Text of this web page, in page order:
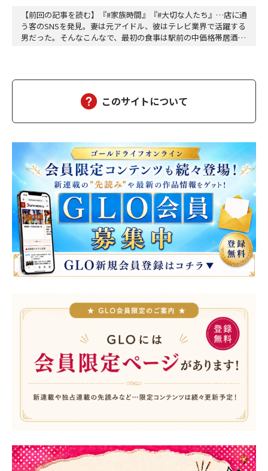
【前回の記事を読む】『#家族時間』『#大切な人たち』…店に通
う客のSNSを発見。妻は元アイドル、彼はテレビ業界で活躍する
男だった。そんなこんなで、最初の食事は駅前の中価格帯居酒屋
い。怖いのは無計算な人間だ。衝動で動く馬鹿と、…
このサイトについて